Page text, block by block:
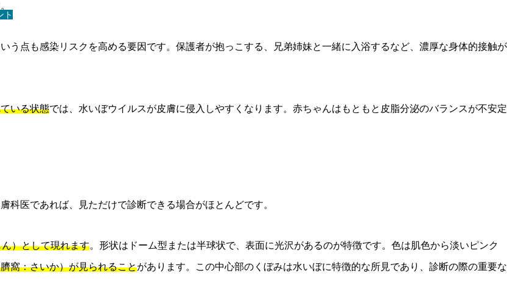
ト
う点も感染リスクを高める要因です。保護者が抱っこする、兄弟姉妹と一緒に入浴するなど、濃厚な身体的接触が
いる状態では、水いぼウイルスが皮膚に侵入しやすくなります。赤ちゃんはもともと皮脂分泌のバランスが不安定
医であれば、見ただけで診断できる場合がほとんどです。
）として現れます。形状はドーム型または半球状で、表面に光沢があるのが特徴です。色は肌色から淡いピンク
窩：さいか）が見られることがあります。この中心部のくぼみは水いぼに特徴的な所見であり、診断の際の重要な